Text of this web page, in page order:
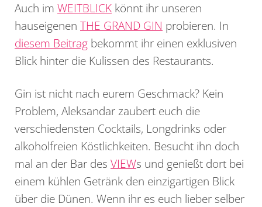
Auch im WEITBLICK könnt ihr unseren
hauseigenen THE GRAND GIN probieren. In
diesem Beitrag bekommt ihr einen exklusiven
Blick hinter die Kulissen des Restaurants.
Gin ist nicht nach eurem Geschmack? Kein
Problem, Aleksandar zaubert euch die
verschiedensten Cocktails, Longdrinks oder
alkoholfreien Köstlichkeiten. Besucht ihn doch
mal an der Bar des VIEWs und genießt dort bei
einem kühlen Getränk den einzigartigen Blick
über die Dünen. Wenn ihr es euch lieber selber